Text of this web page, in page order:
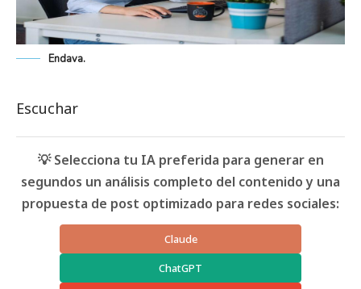
Endava.
Escuchar
💡 Selecciona tu IA preferida para generar en
segundos un análisis completo del contenido y una
propuesta de post optimizado para redes sociales:
Claude
ChatGPT